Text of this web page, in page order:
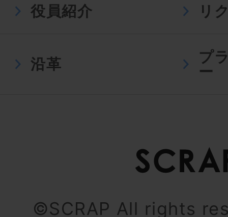
役員紹介 リ
沿革
プ
ー
©SCRAP All rights